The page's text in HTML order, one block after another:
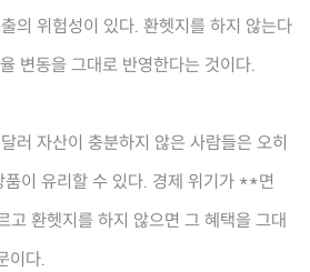
의 위험성이 있다. 환헷지를 하지 않는다
변동을 그대로 반영한다는 것이다.
러 자산이 충분하지 않은 사람들은 오히
품이 유리할 수 있다. 경제 위기가 **면
고 환헷지를 하지 않으면 그 혜택을 그대
이다.